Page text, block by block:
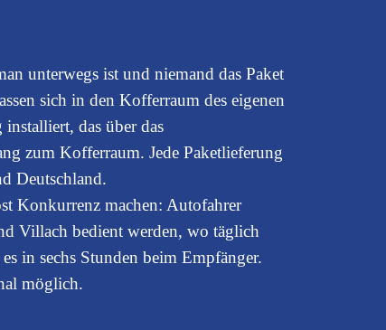
unterwegs ist und niemand das Paket
sich in den Kofferraum des eigenen
das über das
zum Kofferraum. Jede Paketlieferung
Deutschland.
Konkurrenz machen: Autofahrer
Villach bedient werden, wo täglich
in sechs Stunden beim Empfänger.
möglich.